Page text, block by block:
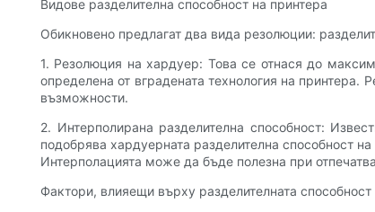
Видове разделителна способност на принтера
Обикновено предлагат два вида резолюции:
1. Резолюция на хардуер: Това се отнася до
определена от вградената технология на принтера.
възможности.
2. Интерполирана разделителна способност:
подобрява хардуерната разделителна способност
Интерполацията може да бъде полезна при
Фактори, влияещи върху разделителната способност